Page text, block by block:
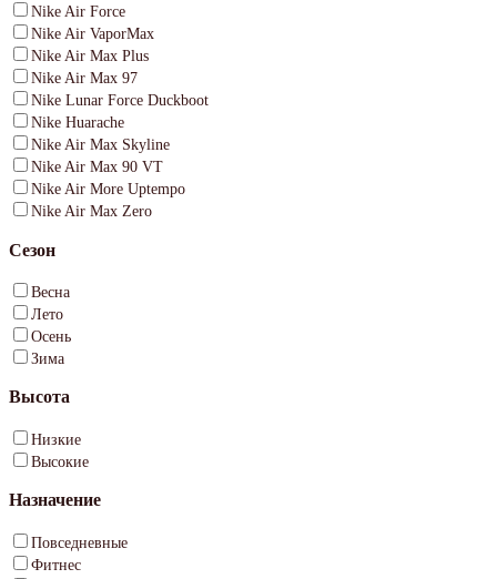
Nike Air Force
Nike Air VaporMax
Nike Air Max Plus
Nike Air Max 97
Nike Lunar Force Duckboot
Nike Huarache
Nike Air Max Skyline
Nike Air Max 90 VT
Nike Air More Uptempo
Nike Air Max Zero
Сезон
Весна
Лето
Осень
Зима
Высота
Низкие
Высокие
Назначение
Повседневные
Фитнес